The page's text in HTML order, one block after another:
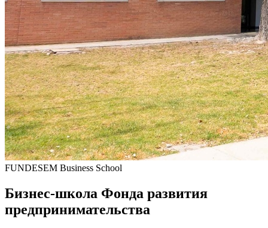
FUNDESEM Business School
Бизнес-школа Фонда развития
предпринимательства